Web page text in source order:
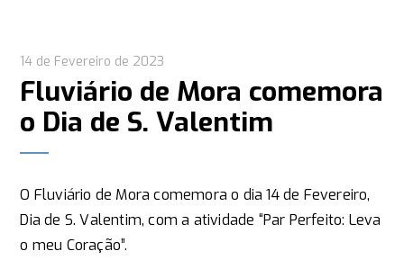
14 de Fevereiro de 2023
Fluviário de Mora comemora
o Dia de S. Valentim
O Fluviário de Mora comemora o dia 14 de Fevereiro,
Dia de S. Valentim, com a atividade “Par Perfeito: Leva
o meu Coração”.